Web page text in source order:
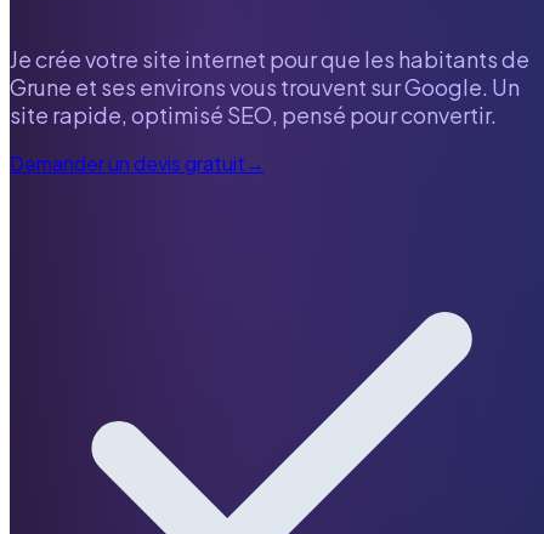
Je crée votre site internet pour que les habitants de
Grune et ses environs vous trouvent sur Google. Un
site rapide, optimisé SEO, pensé pour convertir.
Demander un devis gratuit→